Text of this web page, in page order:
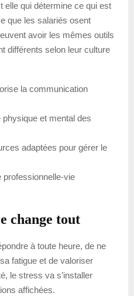
elle qui détermine ce qui est
que les salariés osent
avoir les mêmes outils
différents selon leur culture
la communication
et mental des
adaptées pour gérer le
professionnelle-vie
change tout
à toute heure, de ne
fatigue et de valoriser
le stress va s’installer
affichées.